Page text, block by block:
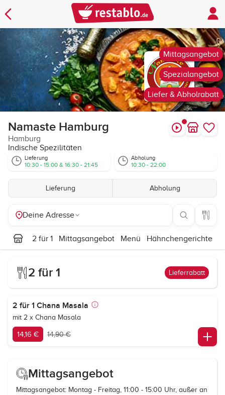
Liefer & Abholrabatt
Spezialangebot
Mittagsangebot
Namaste Hamburg
Hamburg
Indische Spezilitäten
Lieferung
10:30 - 15:00 & 16:30 - 21:45
Abholung
10:30 - 22:00
Lieferung Abholung
Deine Adresse
2 für 1 Mittagsangebot Menü Hähnchengerichte
2 für 1 Lieferrabatt
2 für 1 Chana Masala
mit 2 x Chana Masala
14,16 € 14,90 €
Mittagsangebot
Mittagsangebot: Montag - Freitag, 11:00 - 15:00 Uhr, außer an